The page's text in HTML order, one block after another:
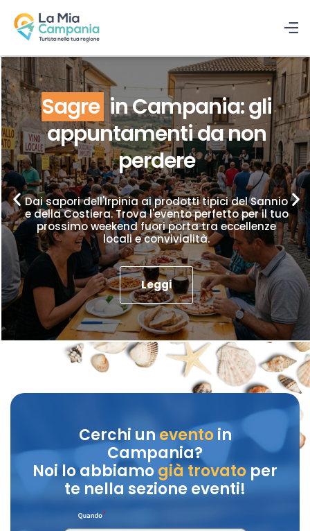
Sagre in Campania: gli
appuntamenti da non
perdere
Dai sapori dell'Irpinia ai prodotti tipici del Sannio
e della Costiera. Trova l'evento perfetto per il tuo
prossimo weekend fuori porta tra eccellenze
locali e convivialità.
Leggi
Cerchi unevento in
Campania?
Noi lo abbiamo già trovatoper
te nella sezione eventi!